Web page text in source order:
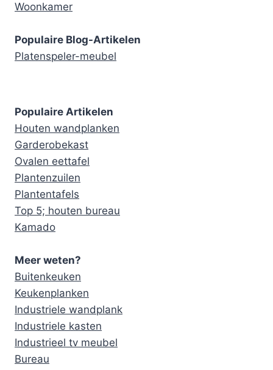
Woonkamer
Populaire Blog-Artikelen
Platenspeler-meubel
Populaire Artikelen
Houten wandplanken
Garderobekast
Ovalen eettafel
Plantenzuilen
Plantentafels
Top 5; houten bureau
Kamado
Meer weten?
Buitenkeuken
Keukenplanken
Industriele wandplank
Industriele kasten
Industrieel tv meubel
Bureau